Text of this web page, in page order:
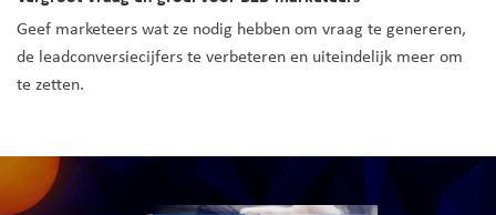
Geef marketeers wat ze nodig hebben om vraag te genereren,
de leadconversiecijfers te verbeteren en uiteindelijk meer om
te zetten.